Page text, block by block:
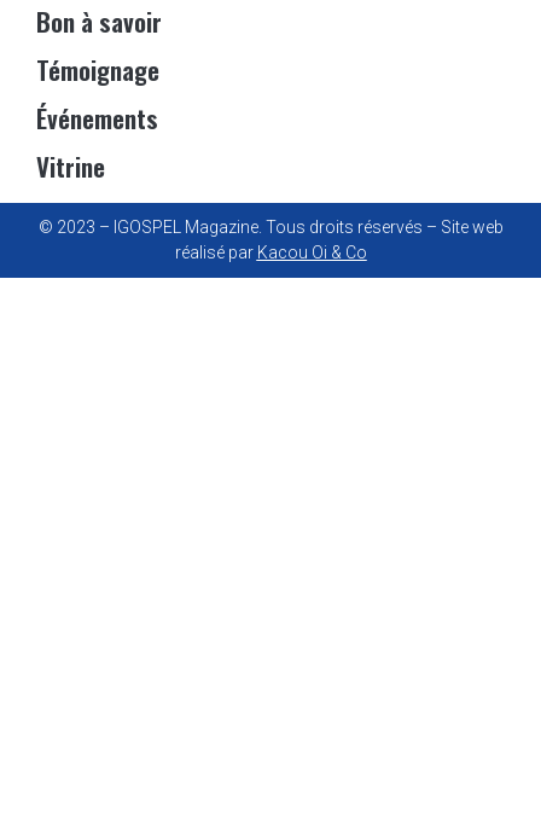
Bon à savoir
Témoignage
Événements
Vitrine
© 2023 – IGOSPEL Magazine. Tous droits réservés – Site web
réalisé par Kacou Oi & Co